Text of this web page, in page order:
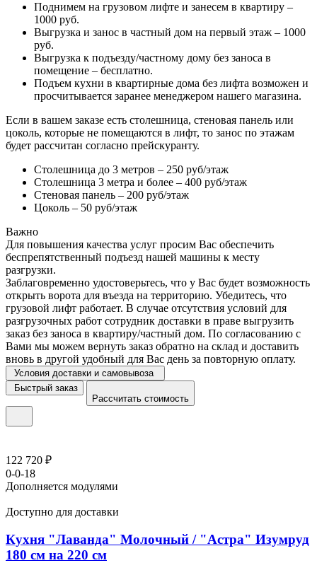
Поднимем на грузовом лифте и занесем в квартиру –
1000 руб.
Выгрузка и занос в частный дом на первый этаж – 1000
руб.
Выгрузка к подъезду/частному дому без заноса в
помещение – бесплатно.
Подъем кухни в квартирные дома без лифта возможен и
просчитывается заранее менеджером нашего магазина.
Если в вашем заказе есть столешница, стеновая панель или
цоколь, которые не помещаются в лифт, то занос по этажам
будет рассчитан согласно прейскуранту.
Столешница до 3 метров – 250 руб/этаж
Столешница 3 метра и более – 400 руб/этаж
Стеновая панель – 200 руб/этаж
Цоколь – 50 руб/этаж
Важно
Для повышения качества услуг просим Вас обеспечить
беспрепятственный подъезд нашей машины к месту
разгрузки.
Заблаговременно удостоверьтесь, что у Вас будет возможность
открыть ворота для въезда на территорию. Убедитесь, что
грузовой лифт работает. В случае отсутствия условий для
разгрузочных работ сотрудник доставки в праве выгрузить
заказ без заноса в квартиру/частный дом. По согласованию с
Вами мы можем вернуть заказ обратно на склад и доставить
вновь в другой удобный для Вас день за повторную оплату.
Условия доставки и самовывоза
Быстрый заказ
Рассчитать стоимость
122 720 ₽
0-0-18
Дополняется модулями
Доступно для доставки
Кухня "Лаванда" Молочный / "Астра" Изумруд
180 см на 220 см